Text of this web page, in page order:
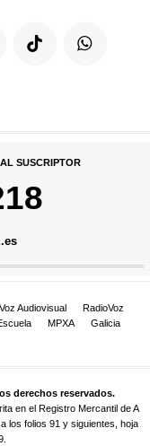
SUSCRIPTOR
Voz Audiovisual
RadioVoz
MPXA
Galicia
derechos reservados.
en el Registro Mercantil de A
los folios 91 y siguientes, hoja